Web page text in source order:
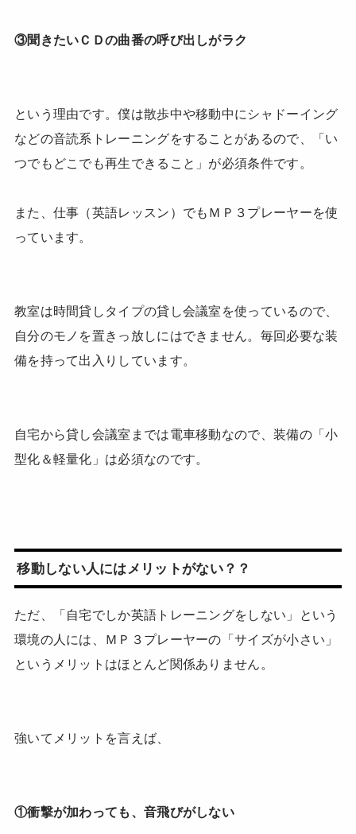
③聞きたいＣＤの曲番の呼び出しがラク
という理由です。僕は散歩中や移動中にシャドーイング
などの音読系トレーニングをすることがあるので、「い
つでもどこでも再生できること」が必須条件です。
また、仕事（英語レッスン）でもＭＰ３プレーヤーを使
っています。
教室は時間貸しタイプの貸し会議室を使っているので、
自分のモノを置きっ放しにはできません。毎回必要な装
備を持って出入りしています。
自宅から貸し会議室までは電車移動なので、装備の「小
型化＆軽量化」は必須なのです。
移動しない人にはメリットがない？？
ただ、「自宅でしか英語トレーニングをしない」という
環境の人には、ＭＰ３プレーヤーの「サイズが小さい」
というメリットはほとんど関係ありません。
強いてメリットを言えば、
①衝撃が加わっても、音飛びがしない